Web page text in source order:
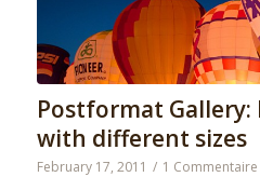
Postformat
with different sizes
February 17, 2011 / 1 Commentaire